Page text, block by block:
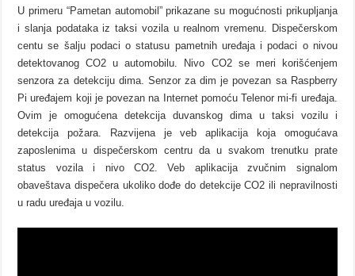
U primeru “Pametan automobil” prikazane su mogućnosti prikupljanja
i slanja podataka iz taksi vozila u realnom vremenu. Dispečerskom
centu se šalju podaci o statusu pametnih uređaja i podaci o nivou
detektovanog CO2 u automobilu. Nivo CO2 se meri korišćenjem
senzora za detekciju dima. Senzor za dim je povezan sa Raspberry
Pi uređajem koji je povezan na Internet pomoću Telenor mi-fi uređaja.
Ovim je omogućena detekcija duvanskog dima u taksi vozilu i
detekcija požara. Razvijena je veb aplikacija koja omogućava
zaposlenima u dispečerskom centru da u svakom trenutku prate
status vozila i nivo CO2. Veb aplikacija zvučnim signalom
obaveštava dispečera ukoliko dođe do detekcije CO2 ili nepravilnosti
u radu uređaja u vozilu.